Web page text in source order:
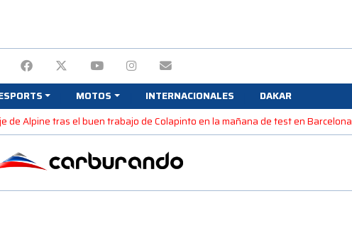
MOTOS INTERNACIONALES
DAKAR
de Alpine tras el buen trabajo de Colapinto en la mañana de test en Barcelona